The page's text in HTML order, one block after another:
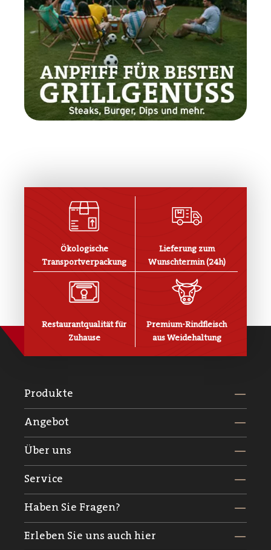
Ökologische
Transportverpackung
Lieferung zum
Wunschtermin (24h)
Restaurantqualität für
Zuhause
Premium-Rindfleisch
aus Weidehaltung
Produkte
Angebot
Über uns
Service
Haben Sie Fragen?
Erleben Sie uns auch hier